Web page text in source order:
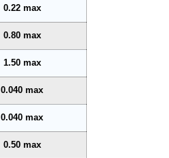
0.22 max
0.80 max
1.50 max
0.040 max
0.040 max
0.50 max